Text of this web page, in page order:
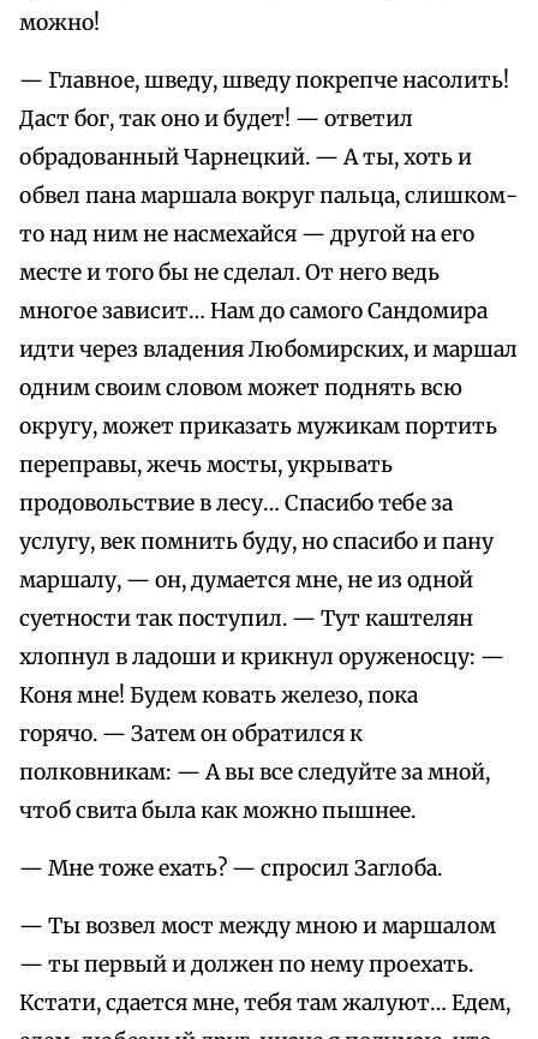
можно!
— Главное, шведу, шведу покрепче насолить!
Даст бог, так оно и будет! — ответил
обрадованный Чарнецкий. — А ты, хоть и
обвел пана маршала вокруг пальца, слишком-
то над ним не насмехайся — другой на его
месте и того бы не сделал. От него ведь
многое зависит… Нам до самого Сандомира
идти через владения Любомирских, и маршал
одним своим словом может поднять всю
округу, может приказать мужикам портить
переправы, жечь мосты, укрывать
продовольствие в лесу… Спасибо тебе за
услугу, век помнить буду, но спасибо и пану
маршалу, — он, думается мне, не из одной
суетности так поступил. — Тут каштелян
хлопнул в ладоши и крикнул оруженосцу: —
Коня мне! Будем ковать железо, пока
горячо. — Затем он обратился к
полковникам: — А вы все следуйте за мной,
чтоб свита была как можно пышнее.
— Мне тоже ехать? — спросил Заглоба.
— Ты возвел мост между мною и маршалом
— ты первый и должен по нему проехать.
Кстати, сдается мне, тебя там жалуют… Едем,